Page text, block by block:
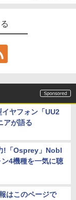
ヤフォン「UU2
アが語る
!「Osprey」Nobl
4機種を一気に聴
はこのページで